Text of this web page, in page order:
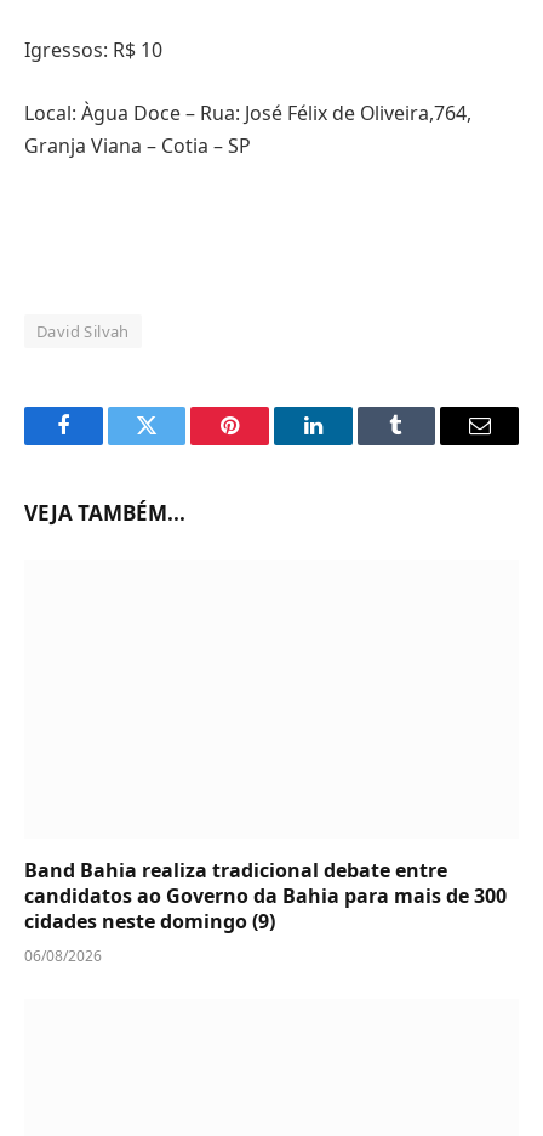
Igressos: R$ 10
Local: Àgua Doce – Rua: José Félix de Oliveira,764,
Granja Viana – Cotia – SP
David Silvah
FacebookTwitter Pinterest LinkedInTumblr Email
VEJA TAMBÉM...
Band Bahia realiza tradicional debate entre
candidatos ao Governo da Bahia para mais de 300
cidades neste domingo (9)
06/08/2026